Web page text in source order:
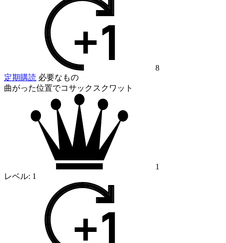
8
定期購読 必要なもの
曲がった位置でコサックスクワット
1
レベル: 1